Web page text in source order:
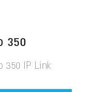
350
IP Link...